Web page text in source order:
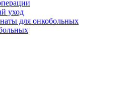
уход
для онкобольных